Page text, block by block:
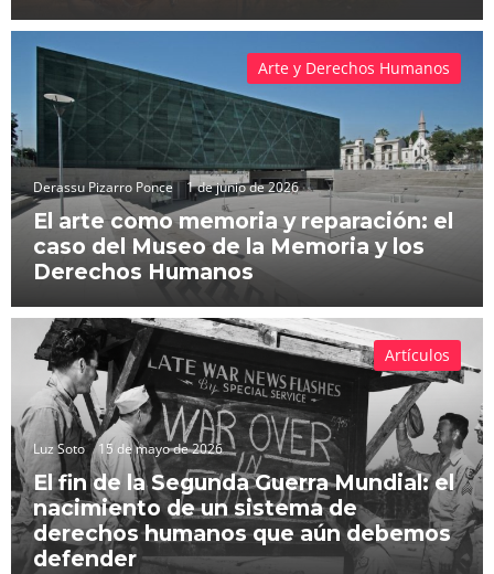
Derassu Pizarro Ponce 1 de junio de 2026
El arte como memoria y reparación: el
caso del Museo de la Memoria y los
Derechos Humanos
Arte y Derechos Humanos
Luz Soto 15 de mayo de 2026
El fin de la Segunda Guerra Mundial: el
nacimiento de un sistema de
derechos humanos que aún debemos
defender
Artículos